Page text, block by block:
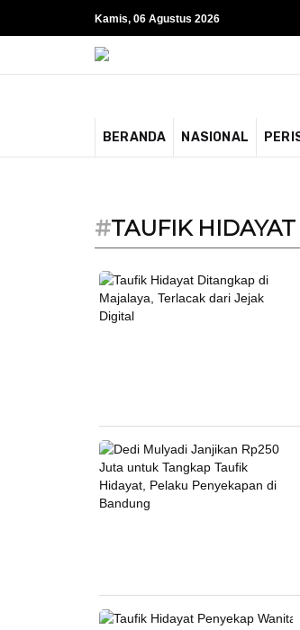
Kamis, 06 Agustus 2026
BERANDA NASIONAL
#TAUFIK HIDAYAT